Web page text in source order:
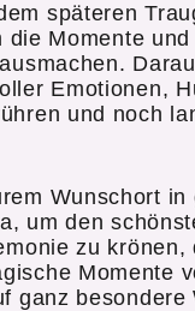
späteren
Momente und
Emotionen,
und noch
Wunschort in
um den
zu krönen,
Momente
ganz besondere